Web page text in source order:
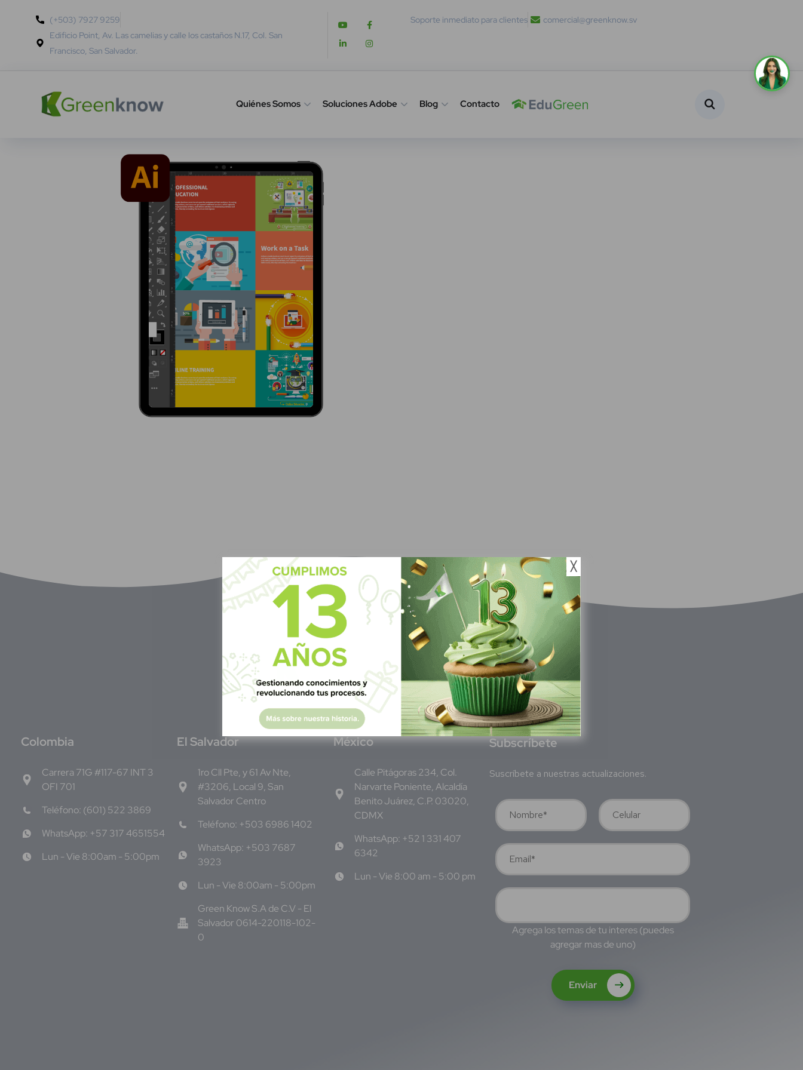
(+503) 7927 9259
Edificio Point, Av. Las camelias y calle los castaños N.17, Col. San
Francisco, San Salvador.
Soporte inmediato para clientes comercial@greenknow.sv
Quiénes Somos Soluciones Adobe Blog Contacto
Colombia
Carrera 71G #117-67 INT 3
OFI 701
Teléfono: (601) 522 3869
WhatsApp: +57 317 4651554
Lun - Vie 8:00am - 5:00pm
El Salvador
1ro Cll Pte, y 61 Av Nte,
#3206, Local 9, San
Salvador Centro
Teléfono: +503 6986 1402
WhatsApp: +503 7687
3923
Lun - Vie 8:00am - 5:00pm
Green Know S.A de C.V - El
Salvador 0614-220118-102-
0
México
Calle Pitágoras 234, Col.
Narvarte Poniente, Alcaldía
Benito Juárez, C.P. 03020,
CDMX
WhatsApp: +52 1 331 407
6342
Lun - Vie 8:00 am - 5:00 pm
Subscríbete
Suscríbete a nuestras actualizaciones.
Agrega los temas de tu interes (puedes
agregar mas de uno)
Enviar
╳